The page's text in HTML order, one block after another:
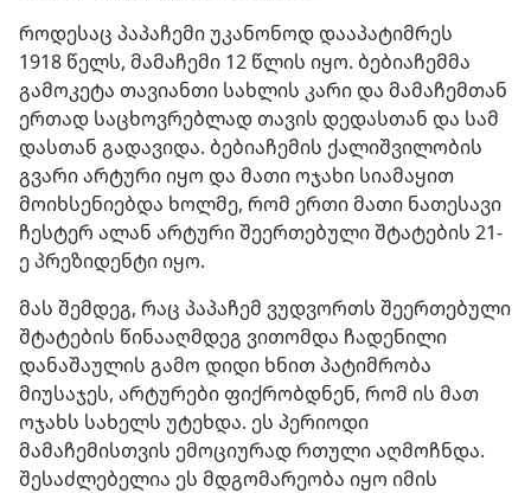
როდესაც პაპაჩემი უკანონოდ დააპატიმრეს
1918 წელს, მამაჩემი 12 წლის იყო. ბებიაჩემმა
გამოკეტა თავიანთი სახლის კარი და მამაჩემთან
ერთად საცხოვრებლად თავის დედასთან და სამ
დასთან გადავიდა. ბებიაჩემის ქალიშვილობის
გვარი არტური იყო და მათი ოჯახი სიამაყით
მოიხსენიებდა ხოლმე, რომ ერთი მათი ნათესავი
ჩესტერ ალან არტური შეერთებული შტატების 21-
ე პრეზიდენტი იყო.
მას შემდეგ, რაც პაპაჩემ ვუდვორთს შეერთებული
შტატების წინააღმდეგ ვითომდა ჩადენილი
დანაშაულის გამო დიდი ხნით პატიმრობა
მიუსაჯეს, არტურები ფიქრობდნენ, რომ ის მათ
ოჯახს სახელს უტეხდა. ეს პერიოდი
მამაჩემისთვის ემოციურად რთული აღმოჩნდა.
შესაძლებელია ეს მდგომარეობა იყო იმის